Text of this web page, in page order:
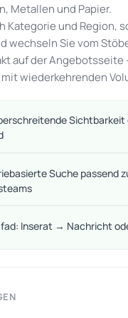
Metallen und Papier.
Kategorie und Region,
wechseln Sie vom
auf der Angebotsseite
wiederkehrenden
Sichtbarkeit
Suche passend
Inserat → Nachricht